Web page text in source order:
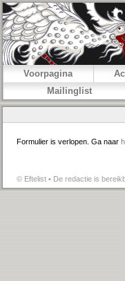
Voorpagina
Mailinglist
Formulier is verlopen. Ga naar
© Eftelist • De redactie is